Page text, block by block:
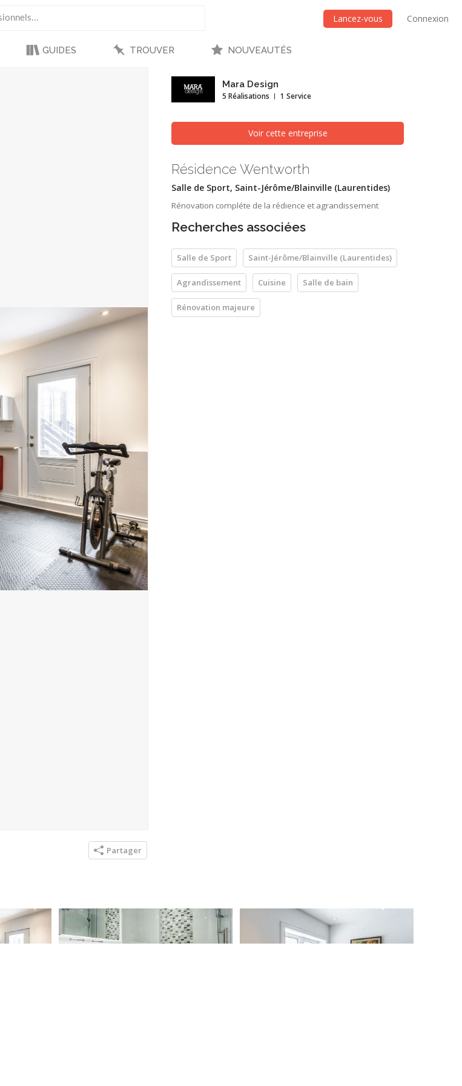
Lancez-vous Connexion
GUIDES TROUVER NOUVEAUTÉS
Mara Design
5 Réalisations 1 Service
Voir cette entreprise
Résidence Wentworth
Salle de Sport, Saint-Jérôme/Blainville (Laurentides)
Rénovation compléte de la rédience et agrandissement
Recherches associées
Salle de Sport Saint-Jérôme/Blainville (Laurentides)
Agrandissement Cuisine Salle de bain
Rénovation majeure
Partager